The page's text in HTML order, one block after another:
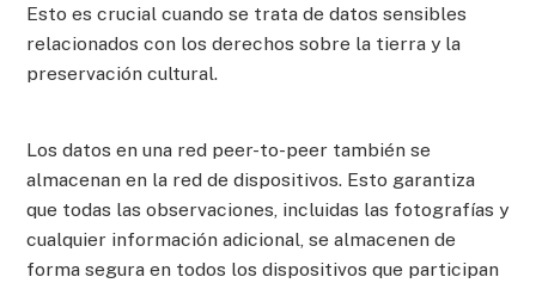
Esto es crucial cuando se trata de datos sensibles
relacionados con los derechos sobre la tierra y la
preservación cultural.
Los datos en una red peer-to-peer también se
almacenan en la red de dispositivos. Esto garantiza
que todas las observaciones, incluidas las fotografías y
cualquier información adicional, se almacenen de
forma segura en todos los dispositivos que participan